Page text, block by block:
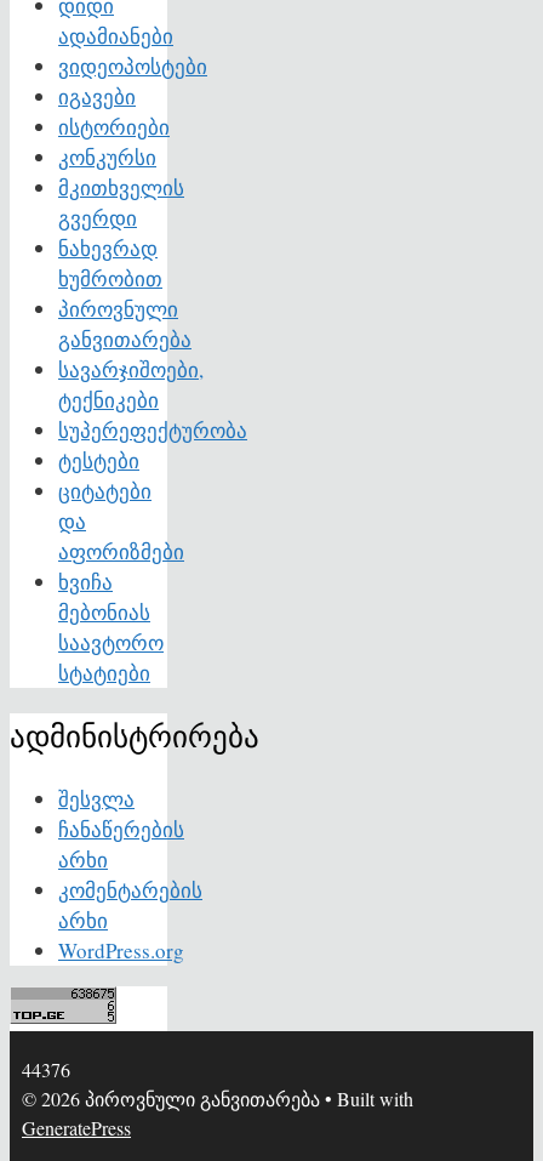
ადამიანები
ვიდეოპოსტები
იგავები
ისტორიები
კონკურსი
მკითხველის
გვერდი
ნახევრად
ხუმრობით
პიროვნული
განვითარება
სავარჯიშოები,
ტექნიკები
სუპერეფექტურობა
ტესტები
ციტატები
და
აფორიზმები
ხვიჩა
მებონიას
საავტორო
სტატიები
ადმინისტრირება
შესვლა
ჩანაწერების
არხი
კომენტარების
არხი
WordPress.org
44376
© 2026 პიროვნული განვითარება• Built with
GeneratePress